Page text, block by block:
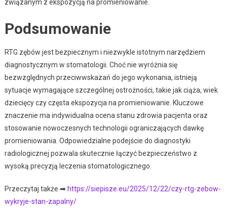
związanym z ekspozycją na promieniowanie.
Podsumowanie
RTG zębów jest bezpiecznym i niezwykle istotnym narzędziem
diagnostycznym w stomatologii. Choć nie wyróżnia się
bezwzględnych przeciwwskazań do jego wykonania, istnieją
sytuacje wymagające szczególnej ostrożności, takie jak ciąża, wiek
dziecięcy czy częsta ekspozycja na promieniowanie. Kluczowe
znaczenie ma indywidualna ocena stanu zdrowia pacjenta oraz
stosowanie nowoczesnych technologii ograniczających dawkę
promieniowania. Odpowiedzialne podejście do diagnostyki
radiologicznej pozwala skutecznie łączyć bezpieczeństwo z
wysoką precyzją leczenia stomatologicznego.
Przeczytaj także ➡ https://siepisze.eu/2025/12/22/czy-rtg-zebow-
wykryje-stan-zapalny/